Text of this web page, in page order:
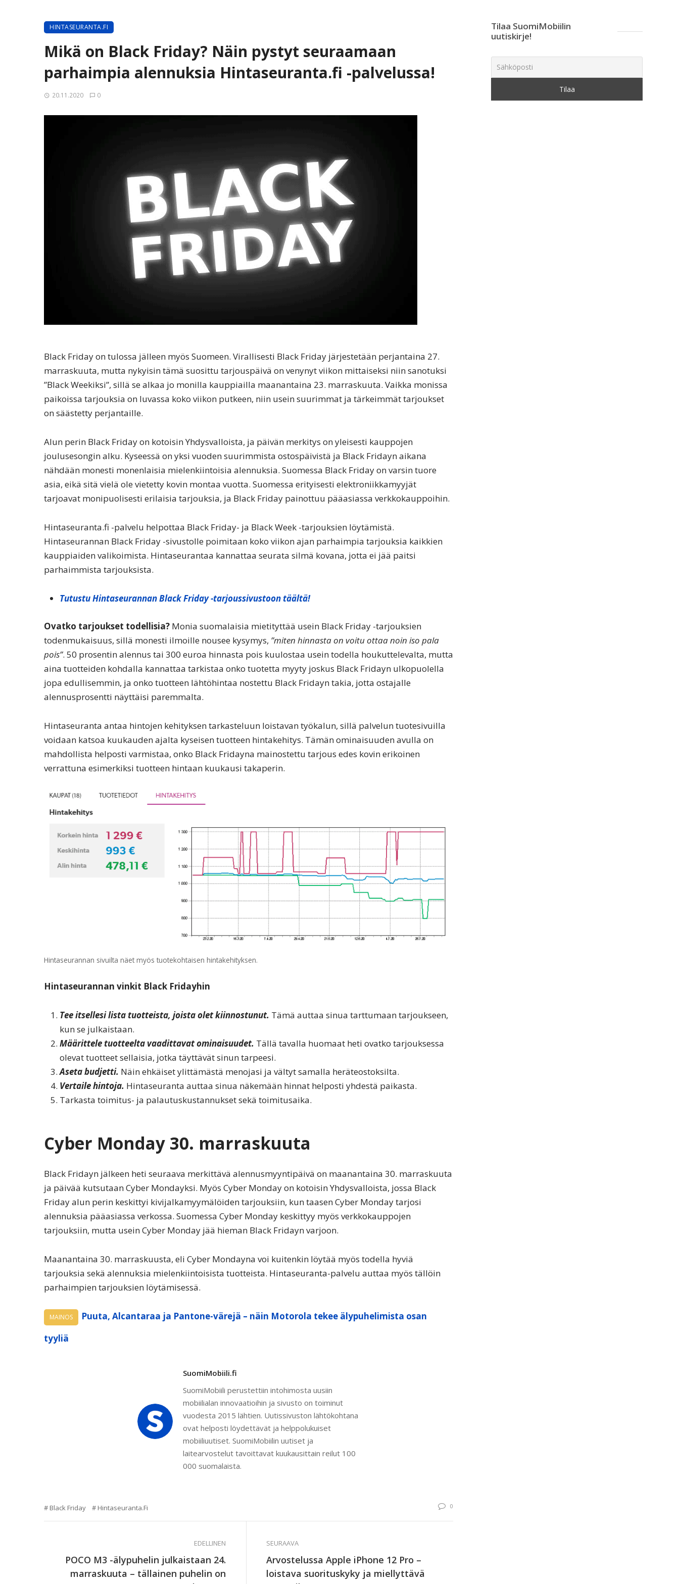
HINTASEURANTA.FI
Mikä on Black Friday? Näin pystyt seuraamaan
parhaimpia alennuksia Hintaseuranta.fi -palvelussa!
20.11.2020 0
Black Friday on tulossa jälleen myös Suomeen. Virallisesti Black Friday järjestetään perjantaina 27.
marraskuuta, mutta nykyisin tämä suosittu tarjouspäivä on venynyt viikon mittaiseksi niin sanotuksi
”Black Weekiksi”, sillä se alkaa jo monilla kauppiailla maanantaina 23. marraskuuta. Vaikka monissa
paikoissa tarjouksia on luvassa koko viikon putkeen, niin usein suurimmat ja tärkeimmät tarjoukset
on säästetty perjantaille.
Alun perin Black Friday on kotoisin Yhdysvalloista, ja päivän merkitys on yleisesti kauppojen
joulusesongin alku. Kyseessä on yksi vuoden suurimmista ostospäivistä ja Black Fridayn aikana
nähdään monesti monenlaisia mielenkiintoisia alennuksia. Suomessa Black Friday on varsin tuore
asia, eikä sitä vielä ole vietetty kovin montaa vuotta. Suomessa erityisesti elektroniikkamyyjät
tarjoavat monipuolisesti erilaisia tarjouksia, ja Black Friday painottuu pääasiassa verkkokauppoihin.
Hintaseuranta.fi -palvelu helpottaa Black Friday- ja Black Week -tarjouksien löytämistä.
Hintaseurannan Black Friday -sivustolle poimitaan koko viikon ajan parhaimpia tarjouksia kaikkien
kauppiaiden valikoimista. Hintaseurantaa kannattaa seurata silmä kovana, jotta ei jää paitsi
parhaimmista tarjouksista.
Tutustu Hintaseurannan Black Friday -tarjoussivustoon täältä!
Ovatko tarjoukset todellisia? Monia suomalaisia mietityttää usein Black Friday -tarjouksien
todenmukaisuus, sillä monesti ilmoille nousee kysymys, ”miten hinnasta on voitu ottaa noin iso pala
pois”. 50 prosentin alennus tai 300 euroa hinnasta pois kuulostaa usein todella houkuttelevalta, mutta
aina tuotteiden kohdalla kannattaa tarkistaa onko tuotetta myyty joskus Black Fridayn ulkopuolella
jopa edullisemmin, ja onko tuotteen lähtöhintaa nostettu Black Fridayn takia, jotta ostajalle
alennusprosentti näyttäisi paremmalta.
Hintaseuranta antaa hintojen kehityksen tarkasteluun loistavan työkalun, sillä palvelun tuotesivuilla
voidaan katsoa kuukauden ajalta kyseisen tuotteen hintakehitys. Tämän ominaisuuden avulla on
mahdollista helposti varmistaa, onko Black Fridayna mainostettu tarjous edes kovin erikoinen
verrattuna esimerkiksi tuotteen hintaan kuukausi takaperin.
Hintaseurannan sivuilta näet myös tuotekohtaisen hintakehityksen.
Hintaseurannan vinkit Black Fridayhin
Tee itsellesi lista tuotteista, joista olet kiinnostunut. Tämä auttaa sinua tarttumaan tarjoukseen,
kun se julkaistaan.
Määrittele tuotteelta vaadittavat ominaisuudet. Tällä tavalla huomaat heti ovatko tarjouksessa
olevat tuotteet sellaisia, jotka täyttävät sinun tarpeesi.
Aseta budjetti. Näin ehkäiset ylittämästä menojasi ja vältyt samalla heräteostoksilta.
Vertaile hintoja. Hintaseuranta auttaa sinua näkemään hinnat helposti yhdestä paikasta.
Tarkasta toimitus- ja palautuskustannukset sekä toimitusaika.
Cyber Monday 30. marraskuuta
Black Fridayn jälkeen heti seuraava merkittävä alennusmyyntipäivä on maanantaina 30. marraskuuta
ja päivää kutsutaan Cyber Mondayksi. Myös Cyber Monday on kotoisin Yhdysvalloista, jossa Black
Friday alun perin keskittyi kivijalkamyymälöiden tarjouksiin, kun taasen Cyber Monday tarjosi
alennuksia pääasiassa verkossa. Suomessa Cyber Monday keskittyy myös verkkokauppojen
tarjouksiin, mutta usein Cyber Monday jää hieman Black Fridayn varjoon.
Maanantaina 30. marraskuusta, eli Cyber Mondayna voi kuitenkin löytää myös todella hyviä
tarjouksia sekä alennuksia mielenkiintoisista tuotteista. Hintaseuranta-palvelu auttaa myös tällöin
parhaimpien tarjouksien löytämisessä.
MAINOS
Puuta, Alcantaraa ja Pantone-värejä – näin Motorola tekee älypuhelimista osan
tyyliä
SuomiMobiili.fi
SuomiMobiili perustettiin intohimosta uusiin
mobiilialan innovaatioihin ja sivusto on toiminut
vuodesta 2015 lähtien. Uutissivuston lähtökohtana
ovat helposti löydettävät ja helppolukuiset
mobiiliuutiset. SuomiMobiilin uutiset ja
laitearvostelut tavoittavat kuukausittain reilut 100
000 suomalaista.
Black Friday Hintaseuranta.fi 0
EDELLINEN
POCO M3 -älypuhelin julkaistaan 24.
marraskuuta – tällainen puhelin on
SEURAAVA
Arvostelussa Apple iPhone 12 Pro –
loistava suorituskyky ja miellyttävä
Tilaa SuomiMobiilin
uutiskirje!